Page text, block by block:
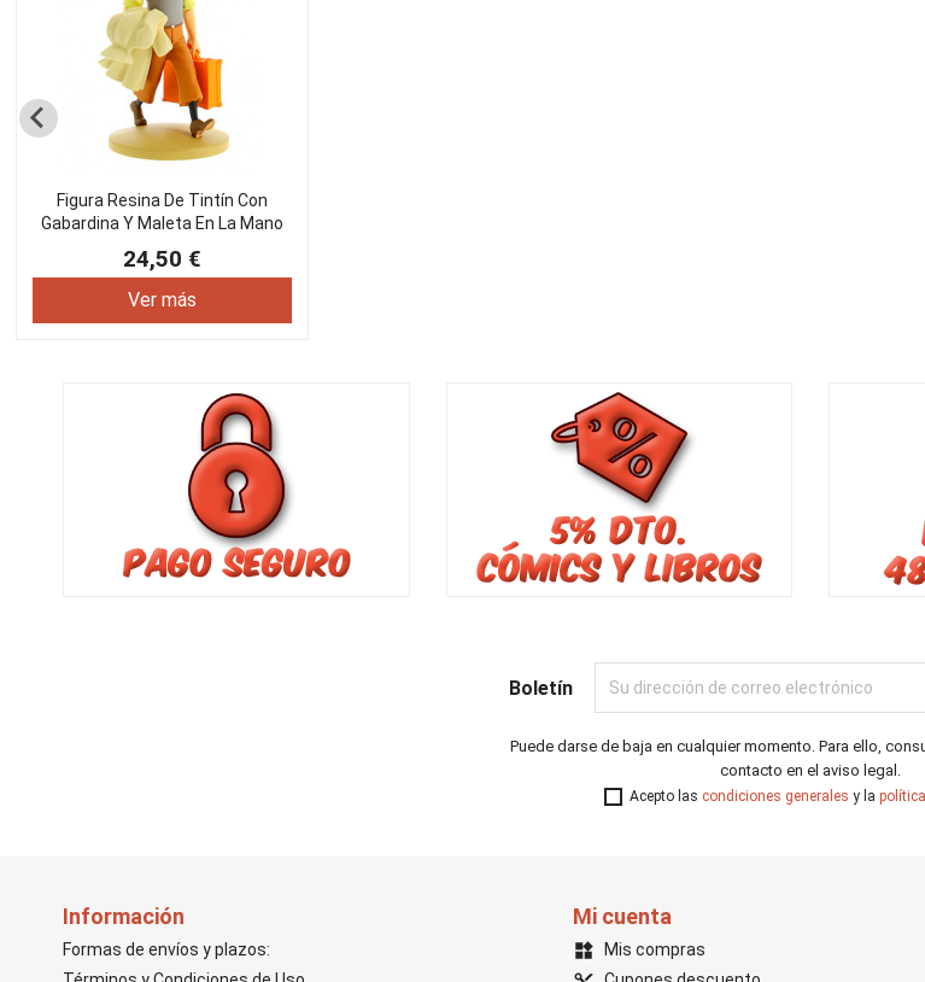
Figura Resina De Tintín Con
Gabardina Y Maleta En La Mano
24,50 €
Ver más
Boletín
Puede darse de baja en cualquier momento. Para ello,
contacto en el aviso legal.
Acepto las condiciones generales y la
Información
Formas de envíos y plazos:
Mi cuenta
widgets Mis compras